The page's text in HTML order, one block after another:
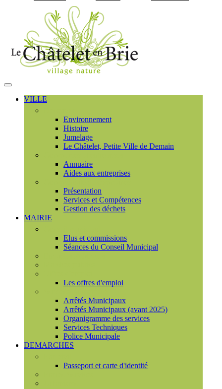
MENU
PRINCIPAL
VILLE
Environnement
Histoire
Jumelage
Le Châtelet, Petite Ville de Demain
Annuaire
Aides aux entreprises
Présentation
Services et Compétences
Gestion des déchets
MAIRIE
Elus et commissions
Séances du Conseil Municipal
Les offres d'emploi
Arrêtés Municipaux
Arrêtés Municipaux (avant 2025)
Organigramme des services
Services Techniques
Police Municipale
DEMARCHES
Passeport et carte d'identité